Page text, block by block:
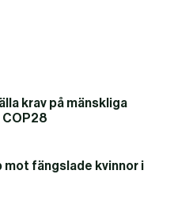
krav på mänskliga
mot fängslade kvinnor i